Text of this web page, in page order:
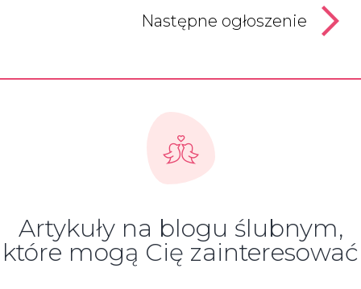
Następne ogłoszenie
Artykuły na blogu ślubnym,
które mogą Cię zainteresować